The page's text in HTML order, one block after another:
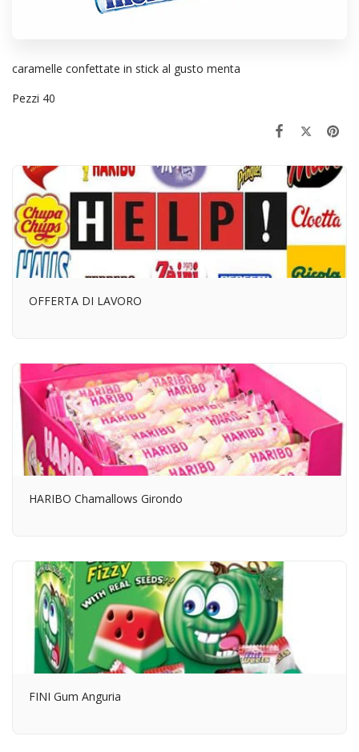
caramelle confettate in stick al gusto menta
Pezzi 40
OFFERTA DI LAVORO
HARIBO Chamallows Girondo
FINI Gum Anguria